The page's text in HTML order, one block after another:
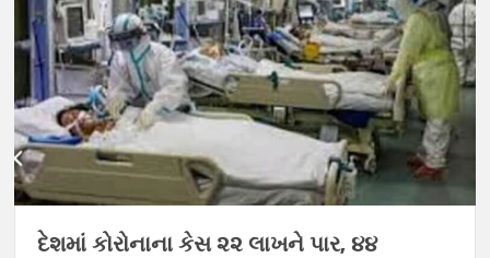
દેશમાં કોરોનાના કેસ ૨૨ લાખને પાર, ૪૪